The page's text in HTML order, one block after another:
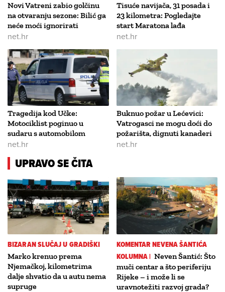
Novi Vatreni zabio golčinu
na otvaranju sezone: Bilić ga
neće moći ignorirati
net.hr
Tisuće navijača, 31 posada i
23 kilometra: Pogledajte
start Maratona lađa
net.hr
Tragedija kod Učke:
Motociklist poginuo u
sudaru s automobilom
net.hr
Buknuo požar u Lećevici:
Vatrogasci ne mogu doći do
požarišta, dignuti kanaderi
net.hr
UPRAVO SE ČITA
BIZARAN SLUČAJ U GRADIŠKI
Marko krenuo prema
Njemačkoj, kilometrima
dalje shvatio da u autu nema
supruge
KOMENTAR NEVENA ŠANTIĆA
KOLUMNA | Neven Šantić: Što
muči centar a što periferiju
Rijeke – i može li se
uravnotežiti razvoj grada?